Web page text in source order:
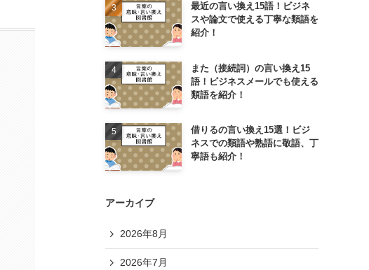
最近の言い換え15語！ビジネ
スや論文で使える丁寧な類語を
紹介！
また（接続詞）の言い換え15
語！ビジネスメールでも使える
類語を紹介！
借りるの言い換え15選！ビジ
ネスでの類語や熟語に敬語、丁
寧語も紹介！
アーカイブ
2026年8月
2026年7月